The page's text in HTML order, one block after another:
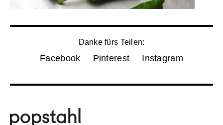
Danke fürs Teilen:
Facebook Pinterest Instagram